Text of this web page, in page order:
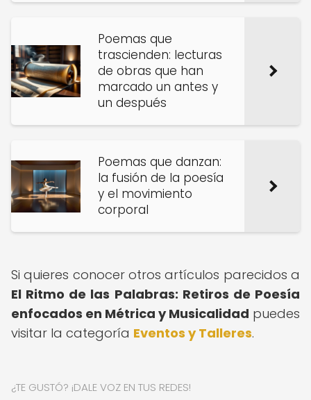
Poemas que
trascienden: lecturas
de obras que han
marcado un antes y
un después
Poemas que danzan:
la fusión de la poesía
y el movimiento
corporal
Si quieres conocer otros artículos parecidos a
El Ritmo de las Palabras: Retiros de Poesía
enfocados en Métrica y Musicalidad puedes
visitar la categoría Eventos y Talleres.
¿TE GUSTÓ? ¡DALE VOZ EN TUS REDES!